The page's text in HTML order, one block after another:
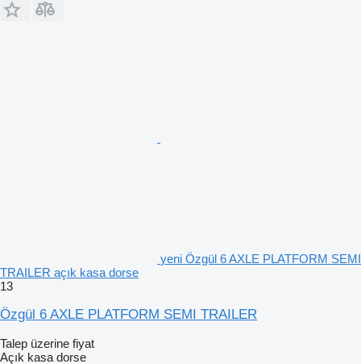
yeni Özgül 6 AXLE PLATFORM SEMI
TRAILER açık kasa dorse
13
Özgül 6 AXLE PLATFORM SEMI TRAILER
Talep üzerine fiyat
Açık kasa dorse